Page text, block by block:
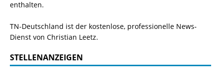
enthalten.
TN-Deutschland ist der kostenlose, professionelle News-
Dienst von Christian Leetz.
STELLENANZEIGEN